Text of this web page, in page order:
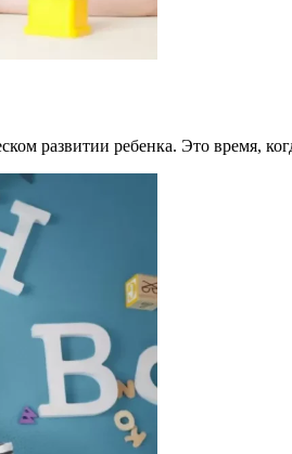
развитии ребенка. Это время,